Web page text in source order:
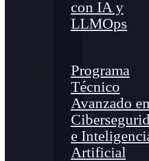
con IA y
LLMOps
Programa
Técnico
Avanzado en
e
Artificial